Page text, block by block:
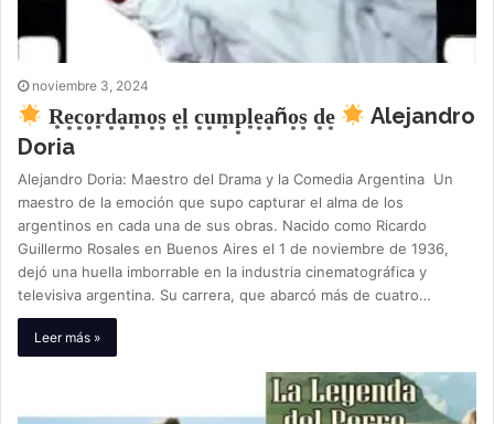
noviembre 3, 2024
R͙e͙c͙o͙r͙d͙a͙m͙o͙s͙ e͙l͙ c͙u͙m͙p͙l͙e͙a͙ño͙s͙ d͙e͙
Alejandro
Doria
Alejandro Doria: Maestro del Drama y la Comedia Argentina Un
maestro de la emoción que supo capturar el alma de los
argentinos en cada una de sus obras. Nacido como Ricardo
Guillermo Rosales en Buenos Aires el 1 de noviembre de 1936,
dejó una huella imborrable en la industria cinematográfica y
televisiva argentina. Su carrera, que abarcó más de cuatro…
Leer más »